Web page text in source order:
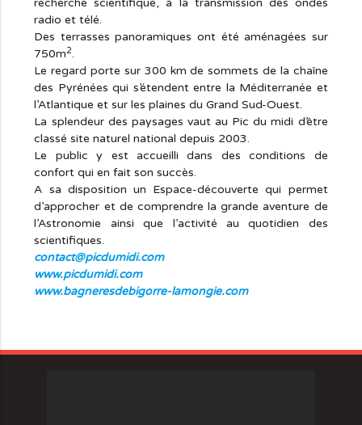
recherche scientifique, à la transmission des ondes
radio et télé.
Des terrasses panoramiques ont été aménagées sur
750m2.
Le regard porte sur 300 km de sommets de la chaîne
des Pyrénées qui s’étendent entre la Méditerranée et
l’Atlantique et sur les plaines du Grand Sud-Ouest.
La splendeur des paysages vaut au Pic du midi d’être
classé site naturel national depuis 2003.
Le public y est accueilli dans des conditions de
confort qui en fait son succès.
A sa disposition un Espace-découverte qui permet
d’approcher et de comprendre la grande aventure de
l’Astronomie ainsi que l’activité au quotidien des
scientifiques.
contact@picdumidi.com
www.picdumidi.com
www.bagneresdebigorre-lamongie.com